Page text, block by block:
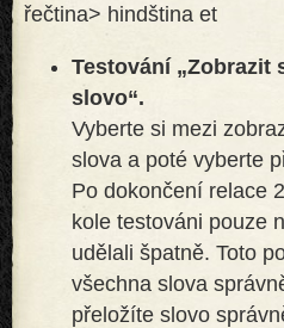
řečtina> hindština et
Testování „Zobrazit
slovo“.
Vyberte si mezi
slova a poté vyberte
Po dokončení relace
kole testováni pouze
udělali špatně. Toto
všechna slova
přeložíte slovo